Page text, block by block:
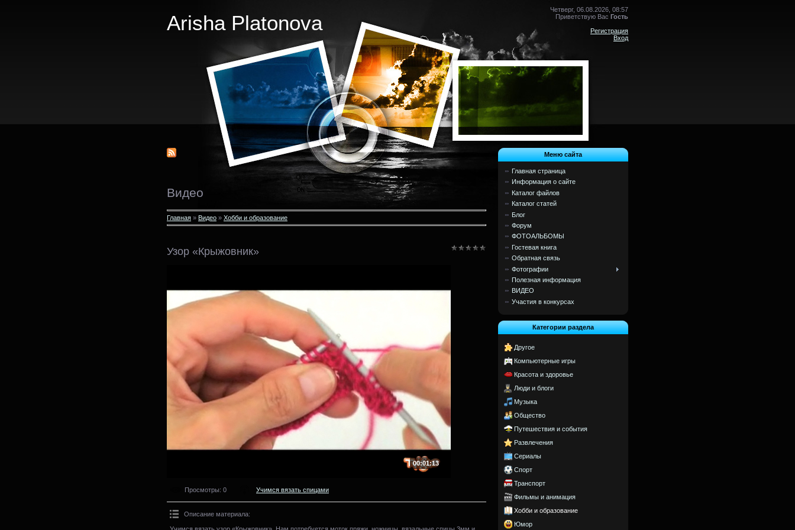
Arisha Platonova
Четверг, 06.08.2026, 08:57
Приветствую Вас Гость
Регистрация
Вход
Видео
Главная » Видео » Хобби и образование
Узор «Крыжовник»
00:01:13
Просмотры: 0 Учимся вязать спицами
Описание материала:
Учимся вязать узор «Крыжовник». Нам потребуется моток пряжи, ножницы, вязальные спицы 3мм и
Меню сайта
Главная страница
Информация о сайте
Каталог файлов
Каталог статей
Блог
Форум
ФОТОАЛЬБОМЫ
Гостевая книга
Обратная связь
Фотографии
Полезная информация
ВИДЕО
Участия в конкурсах
Категории раздела
Другое
Компьютерные игры
Красота и здоровье
Люди и блоги
Музыка
Общество
Путешествия и события
Развлечения
Сериалы
Спорт
Транспорт
Фильмы и анимация
Хобби и образование
Юмор